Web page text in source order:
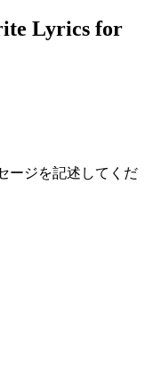
Lyrics for
ージを記述してくだ